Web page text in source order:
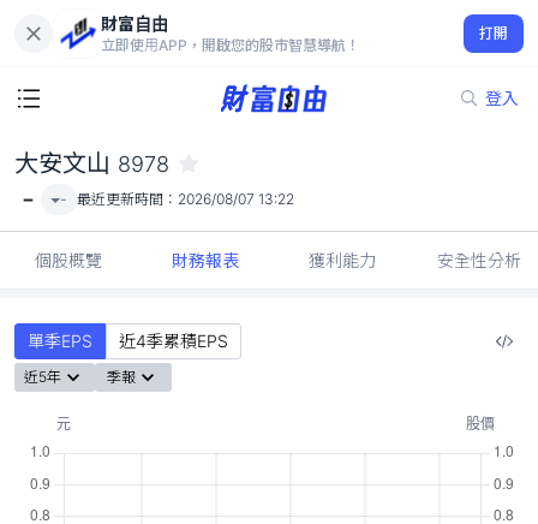
財富自由
立即使用APP，開啟您的股市智慧導航！
打開
登入
-
大安文山 8978
- - 最近更新時間： 2026/08/07 13:22
個股概覽 財務報表 獲利能力 安全性分析
單季EPS 近4季累積EPS
近5年 季報